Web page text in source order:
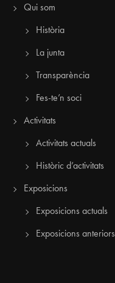
Qui som
Història
La junta
Transparència
Fes-te’n soci
Activitats
Activitats actuals
Històric d’activitats
Exposicions
Exposicions actuals
Exposicions anteriors